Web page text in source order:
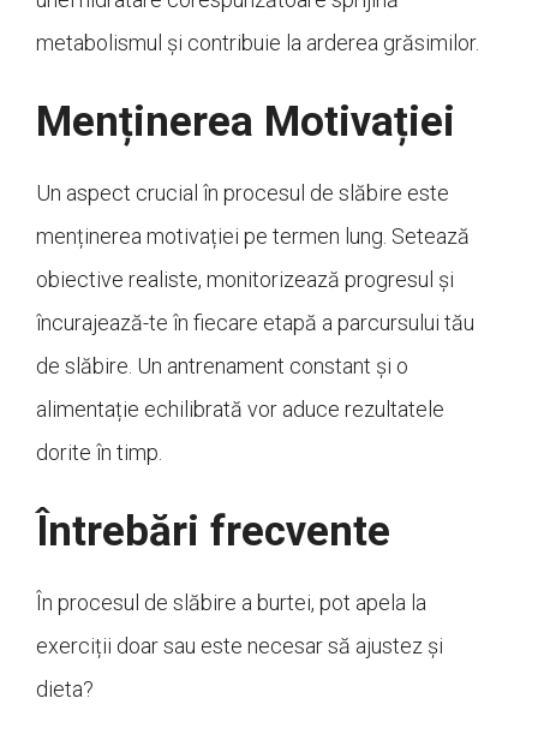
metabolismul și contribuie la arderea grăsimilor.
Menținerea Motivației
Un aspect crucial în procesul de slăbire este
menținerea motivației pe termen lung. Setează
obiective realiste, monitorizează progresul și
încurajează-te în fiecare etapă a parcursului tău
de slăbire. Un antrenament constant și o
alimentație echilibrată vor aduce rezultatele
dorite în timp.
Întrebări frecvente
În procesul de slăbire a burtei, pot apela la
exerciții doar sau este necesar să ajustez și
dieta?